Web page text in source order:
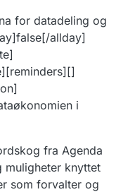
for datadeling og
allday]
i
fra Agenda
muligheter knyttet
som forvalter og